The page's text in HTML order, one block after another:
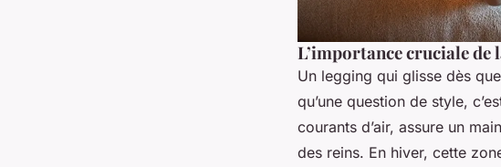
L’importance cruciale de
Un legging qui glisse dès
qu’une question de style,
courants d’air, assure un
des reins. En hiver, cette